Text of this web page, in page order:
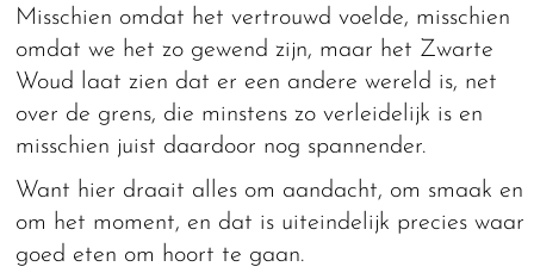
Misschien omdat het vertrouwd voelde, misschien
omdat we het zo gewend zijn, maar het Zwarte
Woud laat zien dat er een andere wereld is, net
over de grens, die minstens zo verleidelijk is en
misschien juist daardoor nog spannender.
Want hier draait alles om aandacht, om smaak en
om het moment, en dat is uiteindelijk precies waar
goed eten om hoort te gaan.